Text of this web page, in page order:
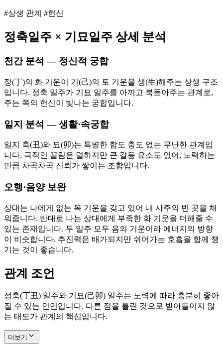
#상생 관계 #헌신
정축일주 × 기묘일주 상세 분석
천간 분석 — 정신적 궁합
정(丁)의 화 기운이 기(己)의 토 기운을 생(生)해주는 상생 구조
입니다. 정축 일주가 기묘 일주를 아끼고 북돋아주는 관계로,
주는 쪽의 헌신이 빛나는 궁합입니다.
일지 분석 — 생활·속궁합
일지 축(丑)와 묘(卯)는 특별한 합도 충도 없는 무난한 관계입
니다. 극적인 끌림은 덜하지만 큰 갈등 요소도 없어, 노력하는
만큼 차곡차곡 신뢰가 쌓이는 조합입니다.
오행·음양 보완
상대는 나에게 없는 목 기운을 갖고 있어 내 사주의 빈 곳을 채
워줍니다. 반대로 나는 상대에게 부족한 화 기운을 더해줄 수
있는 존재입니다. 두 일주 모두 음의 기운이라 에너지의 방향
이 비슷합니다. 추진력은 배가되지만 쉬어가는 호흡을 함께 챙
기는 것이 좋습니다.
관계 조언
정축(丁丑) 일주와 기묘(己卯) 일주는 노력에 따라 충분히 좋아
질 수 있는 인연입니다. 다른 점을 틀린 것으로 받아들이지 않
는 태도가 관계의 핵심입니다.
더보기